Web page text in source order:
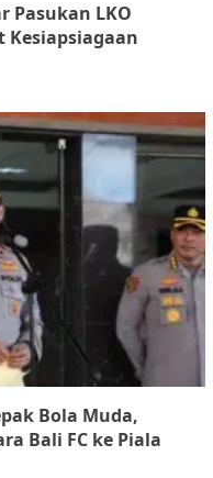
Pasukan LKO
Kesiapsiagaan
Bola Muda,
Bali FC ke Piala